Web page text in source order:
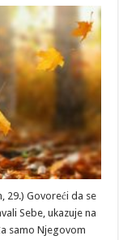
29.) Govoreći da se
Sebe, ukazuje na
samo Njegovom